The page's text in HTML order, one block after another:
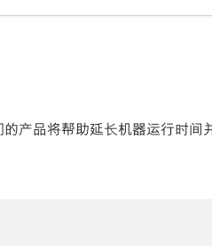
产品将帮助延长机器运行时间